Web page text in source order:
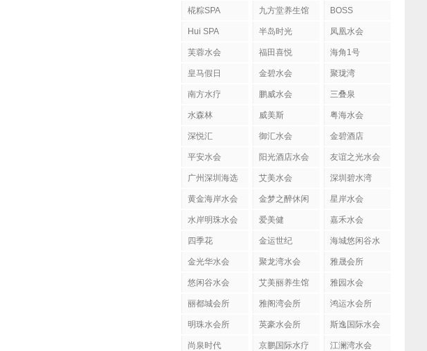
椛粽SPA 九方堂养生馆
BOSS
式にほんSPA
肌肤管理社
Hui SPA 半岛时光 凤凰水会
芙蓉水会 福田喜悦 海角1号
皇马假日 金碧水会 聚珑湾
南方水疗 鹏威水会 三叠泉
水森林 威美斯 粤海水会
深悦汇 御汇水会 金碧酒店
平安水会 阳光酒店水会 友谊之光水会
广州深圳海选 艾美水会 深圳碧水湾
黄金海岸水会 金梦之醉休闲 星岸水会
水岸明珠水会 爱美健 嘉禾水会
四季花 金运世纪
海城悠闲谷水
金光华水会 聚龙湾水会 雅晟会所
悠闲谷水会 艾美丽养生馆 雅园水会
丽都城会所 雅阁湾会所 鸿运水会所
明珠水会所 英豪水会所 斯逸国际水会
尚泉时代 京鹏国际水疗 江澜湾水会